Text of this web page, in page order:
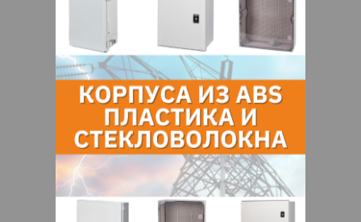
средствах защиты растений и др.
Химическое
название
Спирты C9-11, богатые
C10 этоксилированные
Alcohols, C9-11-iso-,
C10-rich, ethoxylated
Isodeceth-7
Внешний вид
прозрачная или слегка
мутная жидкость
Страна
происхождения
ПОЛЬША